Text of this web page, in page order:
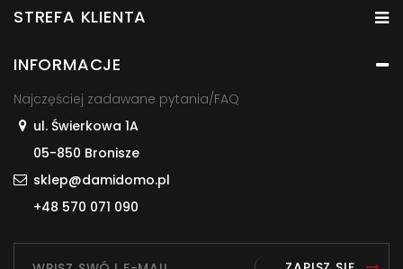
STREFA KLIENTA
INFORMACJE
Najczęściej zadawane pytania/FAQ
ul. Świerkowa 1A
05-850 Bronisze
sklep@damidomo.pl
+48 570 071 090